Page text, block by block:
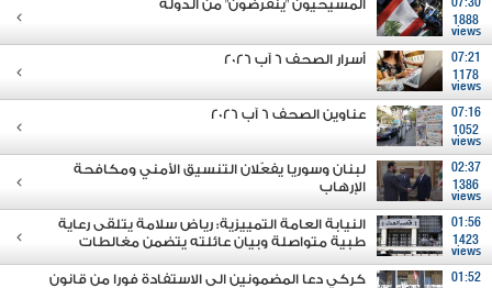
07:30
1888
views
المسيحيون "ينقرضون" من الدولة
07:21
1178
views
أسرار الصحف 6 آب 2026
07:16
1052
views
عناوين الصحف 6 آب 2026
02:37
1386
views
لبنان وسوريا يفعّلان التنسيق الأمني ومكافحة
الإرهاب
01:56
1423
views
النيابة العامة التمييزية: رياض سلامة يتلقى رعاية
طبية متواصلة وبيان عائلته يتضمن مغالطات
01:52
كركي دعا المضمونين الى الاستفادة فورا من قانون